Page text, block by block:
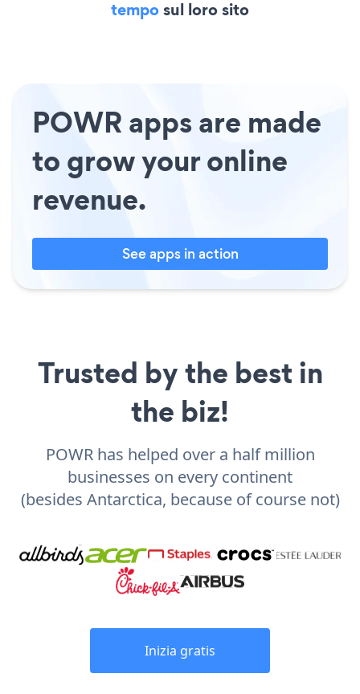
temposul loro sito
POWR apps are made
to grow your online
revenue.
See apps in action
Trusted by the best in
the biz!
POWR has helped over a half million
businesses on every continent
(besides Antarctica, because of course not)
Inizia gratis